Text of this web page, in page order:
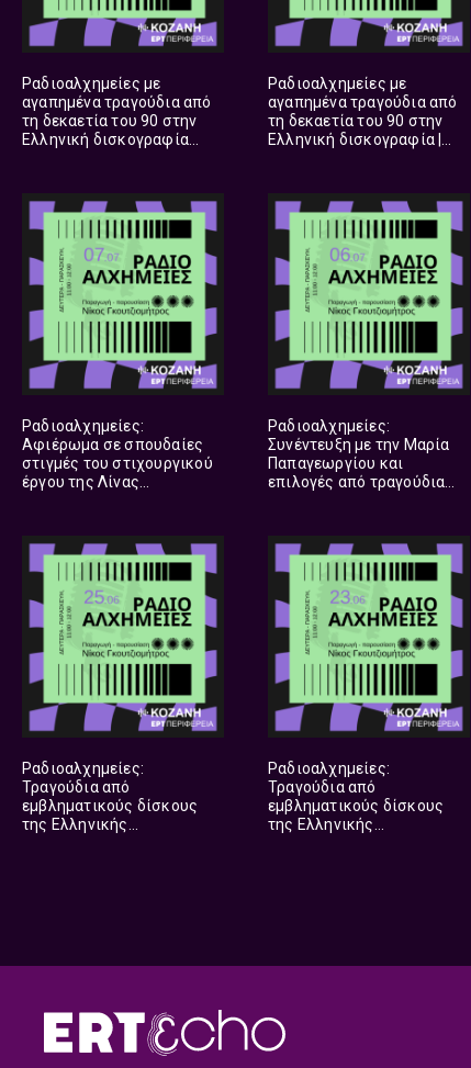
Ραδιοαλχημείες με
αγαπημένα τραγούδια από
τη δεκαετία του 90 στην
Ελληνική δισκογραφία
Ραδιοαλχημείες με
αγαπημένα τραγούδια από
τη δεκαετία του 90 στην
Ελληνική δισκογραφία |
Ραδιοαλχημείες:
Αφιέρωμα σε σπουδαίες
στιγμές του στιχουργικού
έργου της Λίνας
Ραδιοαλχημείες:
Συνέντευξη με την Μαρία
Παπαγεωργίου και
επιλογές από τραγούδια
Ραδιοαλχημείες:
Τραγούδια από
εμβληματικούς δίσκους
της Ελληνικής
Ραδιοαλχημείες:
Τραγούδια από
εμβληματικούς δίσκους
της Ελληνικής